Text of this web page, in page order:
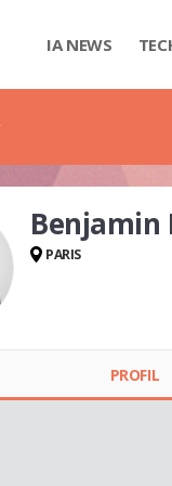
IA NEWS
Benjamin
PARIS
PROFIL